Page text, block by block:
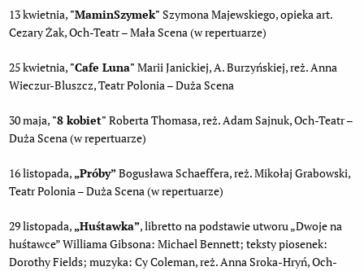
13 kwietnia, "MaminSzymek" Szymona Majewskiego, opieka art.
Cezary Żak, Och-Teatr – Mała Scena (w repertuarze)
25 kwietnia, "Cafe Luna" Marii Janickiej, A. Burzyńskiej, reż. Anna
Wieczur-Bluszcz, Teatr Polonia – Duża Scena
30 maja, "8 kobiet" Roberta Thomasa, reż. Adam Sajnuk, Och-Teatr –
Duża Scena (w repertuarze)
16 listopada, „Próby”Bogusława Schaeffera, reż. Mikołaj Grabowski,
Teatr Polonia – Duża Scena (w repertuarze)
29 listopada, „Huśtawka”, libretto na podstawie utworu „Dwoje na
huśtawce” Williama Gibsona: Michael Bennett; teksty piosenek:
Dorothy Fields; muzyka: Cy Coleman, reż. Anna Sroka-Hryń, Och-